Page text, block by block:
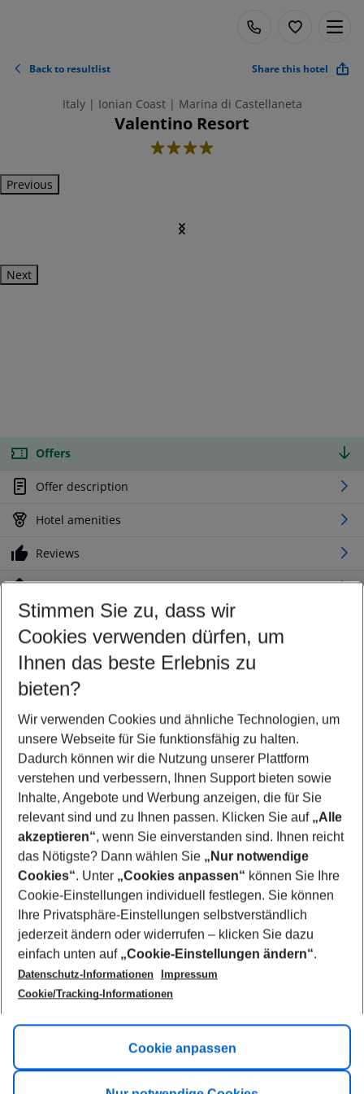
Back to resultlist Share this hotel
Italy | Ionian Coast | Marina di Castellaneta
Valentino Resort
4
Previous
Next
Offers
Offer description
Hotel amenities
Reviews
Location
Customize your offer
Find the perfect deal which suits your best
Your departure airport
Any airport
Select your date range
08/08/26–06/08/27 5-8 nights
Who will travel
2 adults No children
Show more filter
Footer
Footer navigation
Title A
Link A
Stimmen Sie zu, dass wir
Cookies verwenden dürfen, um
Ihnen das beste Erlebnis zu
bieten?
Wir verwenden Cookies und ähnliche Technologien, um
unsere Webseite für Sie funktionsfähig zu halten.
Dadurch können wir die Nutzung unserer Plattform
verstehen und verbessern, Ihnen Support bieten sowie
Inhalte, Angebote und Werbung anzeigen, die für Sie
relevant sind und zu Ihnen passen. Klicken Sie auf „Alle
akzeptieren“, wenn Sie einverstanden sind. Ihnen reicht
das Nötigste? Dann wählen Sie „Nur notwendige
Cookies“. Unter „Cookies anpassen“ können Sie Ihre
Cookie-Einstellungen individuell festlegen. Sie können
Ihre Privatsphäre-Einstellungen selbstverständlich
jederzeit ändern oder widerrufen – klicken Sie dazu
einfach unten auf „Cookie-Einstellungen ändern“.
Datenschutz-Informationen
Impressum
Cookie/Tracking-Informationen
Cookie anpassen